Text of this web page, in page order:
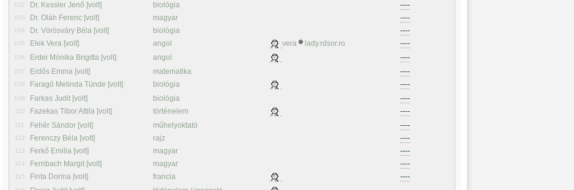
102 Dr. Kessler Jenő [volt] biológia ----
103 Dr. Oláh Ferenc [volt] magyar ----
104 Dr. Vörösváry Béla [volt] biológia ----
105 Elek Vera [volt] angol vera lady.rdsor.ro ----
106 Erdei Mónika Brigitta [volt] angol ----
107 Erdős Emma [volt] matematika ----
108 Faragó Melinda Tünde [volt] biológia ----
109 Farkas Judit [volt] biológia ----
110 Fazekas Tibor Attila [volt] történelem ----
111 Fehér Sándor [volt] műhelyoktató ----
112 Ferenczy Béla [volt] rajz ----
113 Ferkő Emilia [volt] magyar ----
114 Fernbach Margit [volt] magyar ----
115 Finta Dorina [volt] francia ----